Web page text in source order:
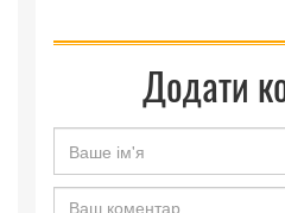
Додати